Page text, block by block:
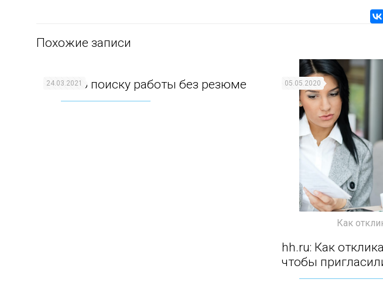
Похожие записи
24.03.2021
Сайт по поиску работы без резюме
hh.ru: Как
Как
05.05.2020
hh.ru: Как
чтобы